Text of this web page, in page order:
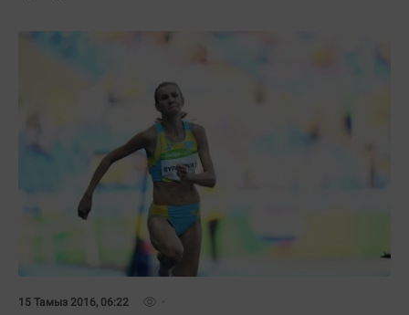
15 Тамыз 2016, 06:22